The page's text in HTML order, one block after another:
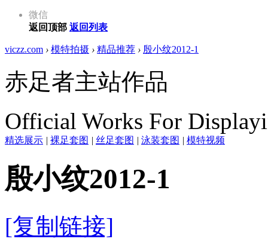
微信
返回顶部 返回列表
viczz.com › 模特拍摄 › 精品推荐 › 殷小纹2012-1
赤足者主站作品
Official Works For
精选展示 | 裸足套图 | 丝足套图 | 泳装套图 | 模特视频
殷小纹2012-1
[复制链接]